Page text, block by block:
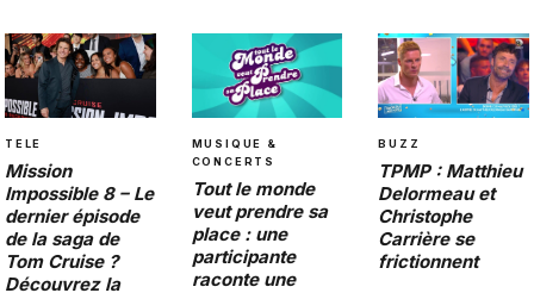
TELE
Mission
Impossible 8 – Le
dernier épisode
de la saga de
Tom Cruise ?
Découvrez la
MUSIQUE &
CONCERTS
Tout le monde
veut prendre sa
place : une
participante
raconte une
BUZZ
TPMP : Matthieu
Delormeau et
Christophe
Carrière se
frictionnent